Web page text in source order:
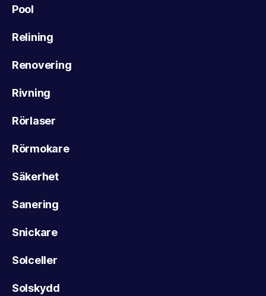
Pool
Relining
Renovering
Rivning
Rörlaser
Rörmokare
Säkerhet
Sanering
Snickare
Solceller
Solskydd